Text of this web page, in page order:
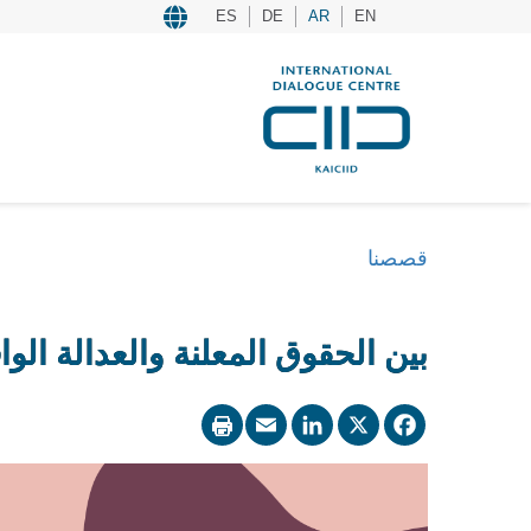
EN
AR
DE
ES
قصصنا
بين الحقوق المعلنة والعدالة
Facebook
X
LinkedIn
Email